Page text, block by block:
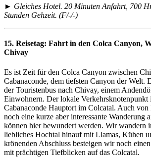
► Gleiches Hotel. 20 Minuten Anfahrt, 700
Stunden Gehzeit. (F/-/-)
15. Reisetag: Fahrt in den Colca Canyon,
Chivay
Es ist Zeit für den Colca Canyon zwischen
Cabanaconde, dem tiefsten Canyon der Welt.
der Touristenbus nach Chivay, einem
Einwohnern. Der lokale Verkehrsknotenpunkt
Cabanaconde Hauptort im Colcatal. Auch von
noch eine kurze aber interessante Wanderung
können hier bewundert werden. Wir wandern
liebliches Hochtal hinauf mit Llamas, Kühen
krönenden Abschluss besteigen wir noch
mit prächtigen Tiefblicken auf das Colcatal.